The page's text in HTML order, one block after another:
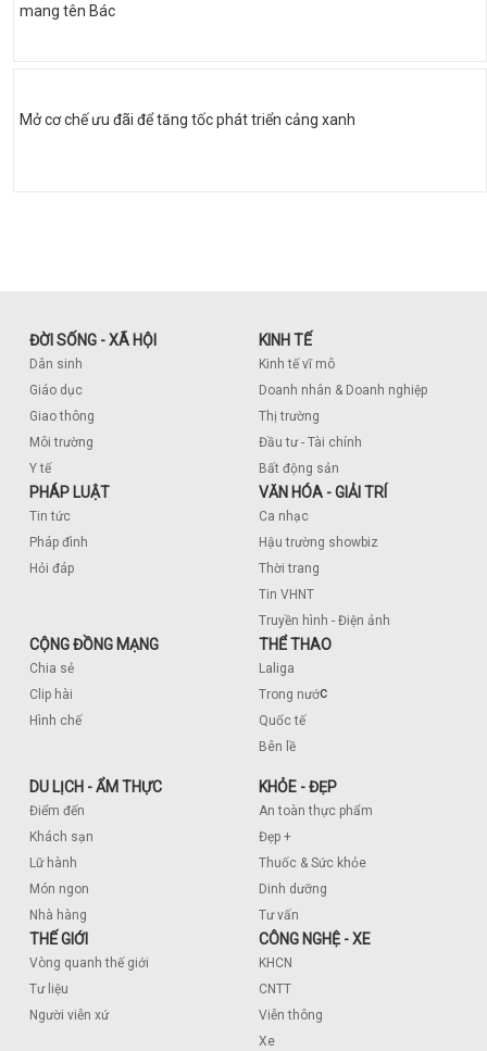
mang tên Bác
Mở cơ chế ưu đãi để tăng tốc phát triển cảng xanh
ĐỜI SỐNG - XÃ HỘI
Dân sinh
Giáo dục
Giao thông
Môi trường
Y tế
KINH TẾ
Kinh tế vĩ mô
Doanh nhân & Doanh nghiệp
Thị trường
Đầu tư - Tài chính
Bất động sản
PHÁP LUẬT
Tin tức
Pháp đình
Hỏi đáp
VĂN HÓA - GIẢI TRÍ
Ca nhạc
Hậu trường showbiz
Thời trang
Tin VHNT
Truyền hình - Điện ảnh
CỘNG ĐỒNG MẠNG
Chia sẻ
Clip hài
Hình chế
THỂ THAO
Laliga
Trong nước
Quốc tế
Bên lề
DU LỊCH - ẨM THỰC
Điểm đến
Khách sạn
Lữ hành
Món ngon
Nhà hàng
KHỎE - ĐẸP
An toàn thực phẩm
Đẹp +
Thuốc & Sức khỏe
Dinh dưỡng
Tư vấn
THẾ GIỚI
Vòng quanh thế giới
Tư liệu
Người viễn xứ
CÔNG NGHỆ - XE
KHCN
CNTT
Viễn thông
Xe